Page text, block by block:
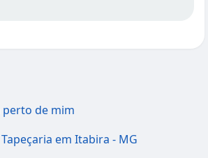
perto de mim
em Itabira - MG